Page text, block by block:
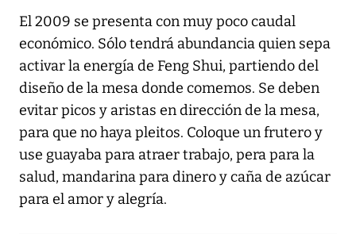
El 2009 se presenta con muy poco caudal
económico. Sólo tendrá abundancia quien sepa
activar la energía de Feng Shui, partiendo del
diseño de la mesa donde comemos. Se deben
evitar picos y aristas en dirección de la mesa,
para que no haya pleitos. Coloque un frutero y
use guayaba para atraer trabajo, pera para la
salud, mandarina para dinero y caña de azúcar
para el amor y alegría.